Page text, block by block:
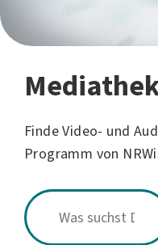
Finde Video- und
Programm von